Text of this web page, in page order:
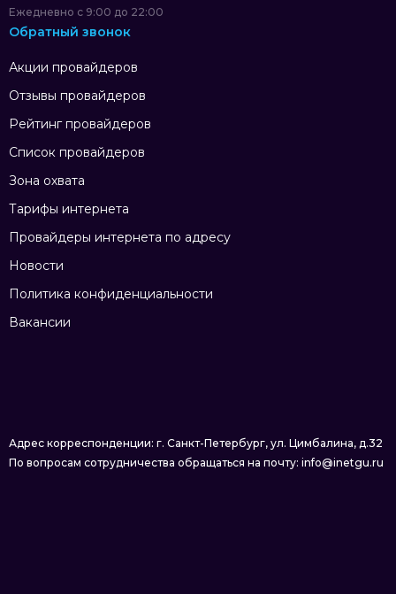
Акции провайдеров
Отзывы провайдеров
Рейтинг провайдеров
Список провайдеров
Зона охвата
Тарифы интернета
Провайдеры интернета по адресу
Новости
Политика конфиденциальности
Вакансии
Ежедневно с 9:00 до 22:00
Обратный звонок
Адрес корреспонденции: г. Санкт-Петербург, ул. Цимбалина, д.32
По вопросам сотрудничества обращаться на почту: info@inetgu.ru